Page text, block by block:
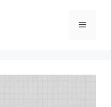
Menu